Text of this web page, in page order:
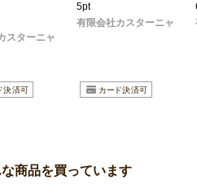
スターニャ
5pt
有限会社カスターニャ
商品を買っています